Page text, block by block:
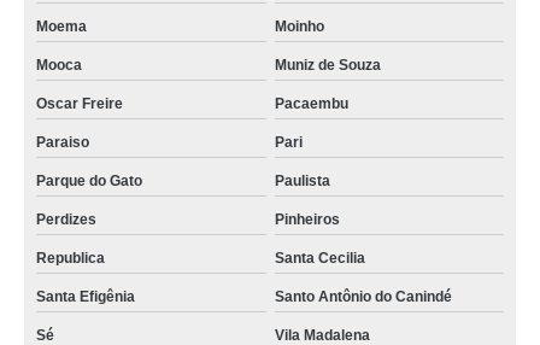
aquecedor gás rinnai preço Vila Mariana
venda de aquecedor de passagem bosch Zona Leste
aquecedor bosch 23 litros a venda Ibirapuera
aquecedor bosch gwh 300 Santo Antônio do Canindé
aquecedor a gás komeco Vila Formosa
aquecedor a gás bosch conserto Vila Mariana
onde vende aquecedor komeco Guaianases
comprar aquecedor orbis 225 sab Cidade Jardim
Moema Moinho
Mooca Muniz de Souza
Oscar Freire Pacaembu
Paraiso Pari
Parque do Gato Paulista
Perdizes Pinheiros
Republica Santa Cecilia
Santa Efigênia Santo Antônio do Canindé
Sé Vila Madalena